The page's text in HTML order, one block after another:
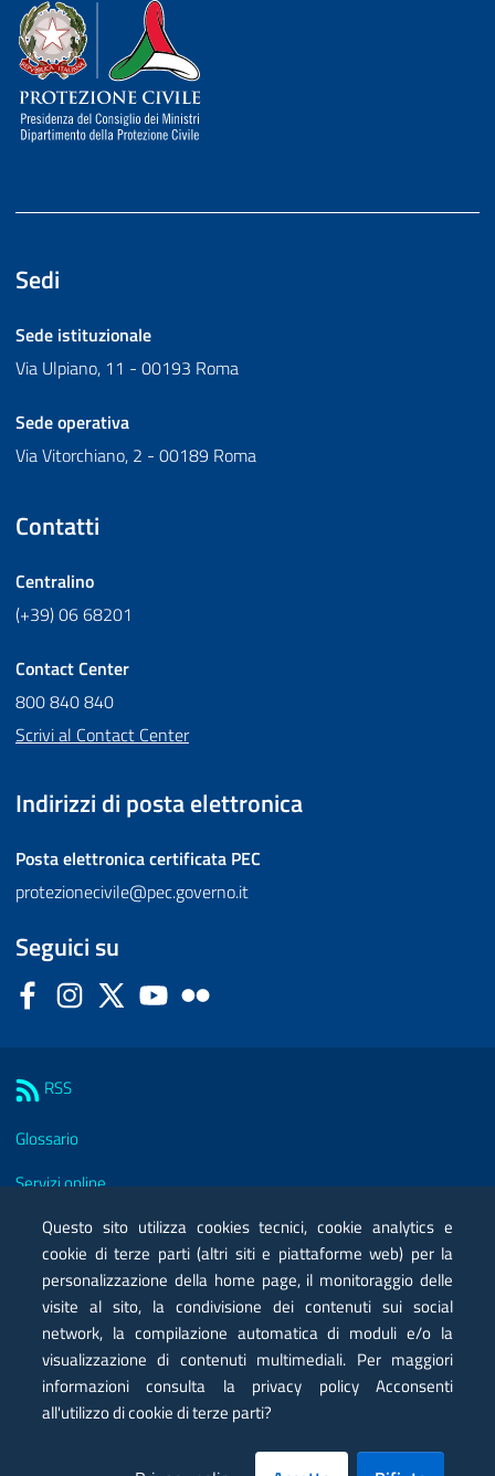
Dipartimento della Protezione Civile
Sedi
Sede istituzionale
Via Ulpiano, 11 - 00193 Roma
Sede operativa
Via Vitorchiano, 2 - 00189 Roma
Contatti
Centralino
(+39) 06 68201
Contact Center
800 840 840
Scrivi al Contact Center
Indirizzi di posta elettronica
Posta elettronica certificata PEC
protezionecivile@pec.governo.it
Seguici su
FacebookInstagram
Twitter YouTube
RSS
Glossario
Servizi online
Moduli
Posta elettronica certificata PEC
Privacy
Note legali
Contatti
Questo sito utilizza cookies tecnici, cookie analytics e
cookie di terze parti (altri siti e piattaforme web) per la
personalizzazione della home page, il monitoraggio delle
visite al sito, la condivisione dei contenuti sui social
network, la compilazione automatica di moduli e/o la
visualizzazione di contenuti multimediali. Per maggiori
informazioni consulta la privacy policy Acconsenti
all'utilizzo di cookie di terze parti?